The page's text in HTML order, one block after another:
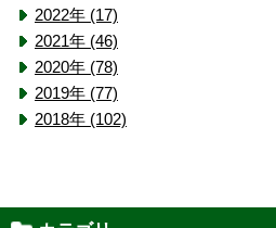
2022年 (17)
2021年 (46)
2020年 (78)
2019年 (77)
2018年 (102)